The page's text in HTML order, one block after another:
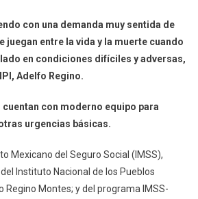
20
Nuevas
Ambulancias
Bienestar
con una demanda muy sentida de
juegan entre la vida y la muerte cuando
en condiciones difíciles y adversas,
Adelfo Regino.
cuentan con moderno equipo para
urgencias básicas.
Mexicano del Seguro Social (IMSS),
Instituto Nacional de los Pueblos
Regino Montes; y del programa IMSS-